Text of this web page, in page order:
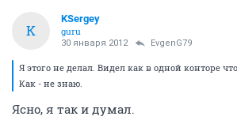
K
KSergey
guru
30 января 2012 EvgenG79
Я этого не делал. Видел как в одной конторе
Как - не знаю.
Ясно, я так и думал.